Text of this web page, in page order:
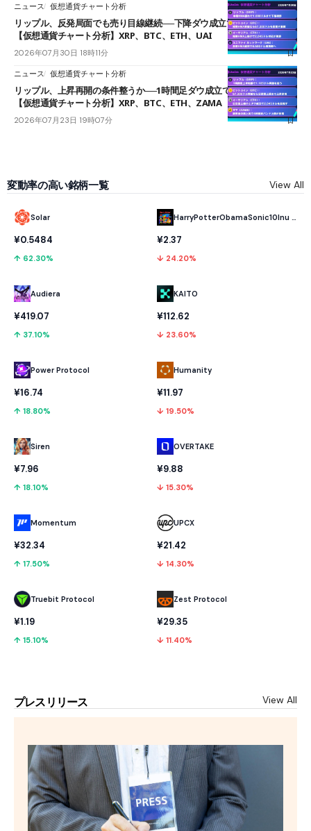
ニュース 仮想通貨チャート分析
リップル、反発局面でも売り目線継続──下降ダウ成立で下値追う展開
【仮想通貨チャート分析】XRP、BTC、ETH、UAI
2026年07月30日 18時11分
ニュース 仮想通貨チャート分析
リップル、上昇再開の条件整うか──1時間足ダウ成立で1.185ドルを狙う
【仮想通貨チャート分析】XRP、BTC、ETH、ZAMA
2026年07月23日 19時07分
変動率の高い銘柄一覧 View All
Solar
¥0.5484
↑ 62.30%
Audiera
¥419.07
↑ 37.10%
Power Protocol
¥16.74
↑ 18.80%
Siren
¥7.96
↑ 18.10%
Momentum
¥32.34
↑ 17.50%
Truebit Protocol
¥1.19
↑ 15.10%
HarryPotterObamaSonic10Inu (ETH)
¥2.37
↓ 24.20%
KAITO
¥112.62
↓ 23.60%
Humanity
¥11.97
↓ 19.50%
OVERTAKE
¥9.88
↓ 15.30%
UPCX
¥21.42
↓ 14.30%
Zest Protocol
¥29.35
↓ 11.40%
プレスリリース View All